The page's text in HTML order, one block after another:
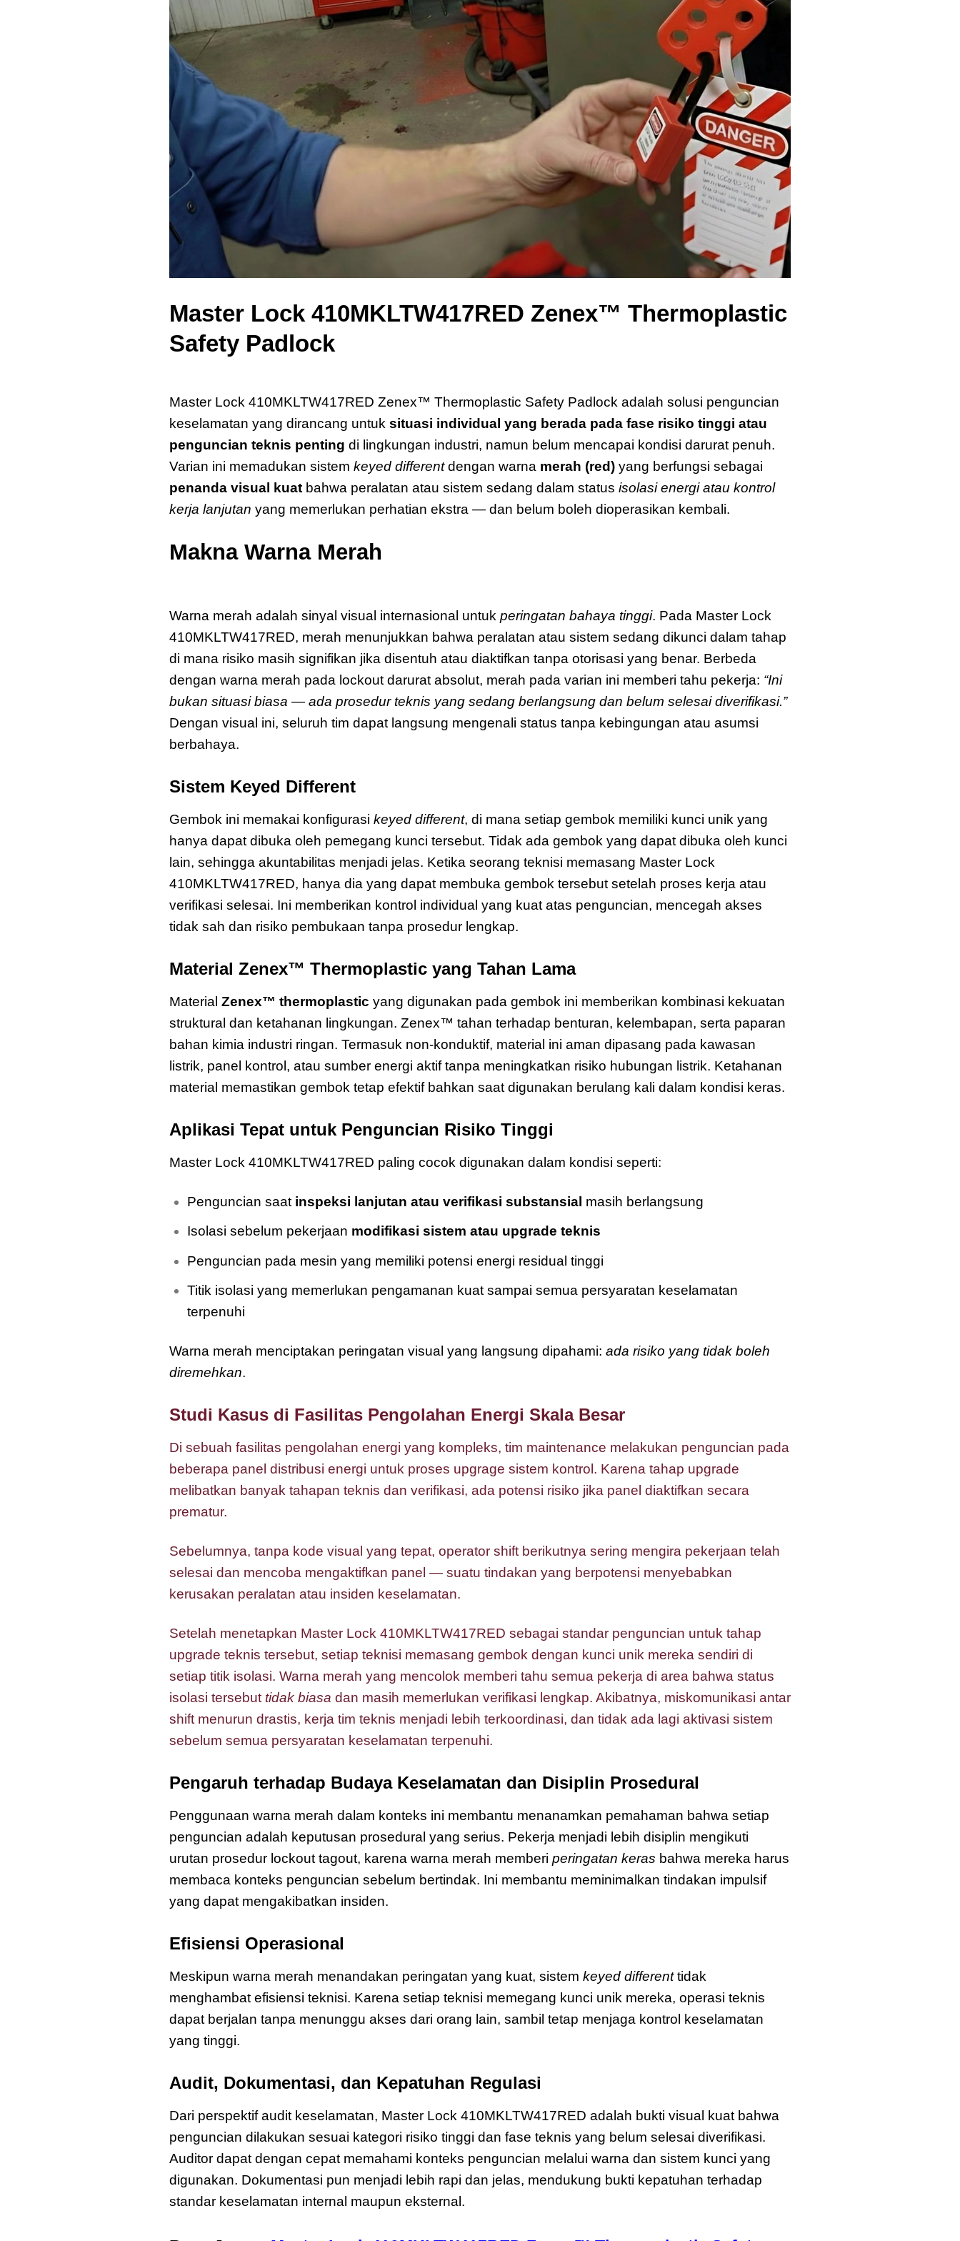
Master Lock 410MKLTW417RED Zenex™ Thermoplastic
Safety Padlock
Master Lock 410MKLTW417RED Zenex™ Thermoplastic Safety Padlock adalah solusi penguncian
keselamatan yang dirancang untuk situasi individual yang berada pada fase risiko tinggi atau
penguncian teknis penting di lingkungan industri, namun belum mencapai kondisi darurat penuh.
Varian ini memadukan sistem keyed differentdengan warna merah (red) yang berfungsi sebagai
penanda visual kuat bahwa peralatan atau sistem sedang dalam status isolasi energi atau kontrol
kerja lanjutan yang memerlukan perhatian ekstra — dan belum boleh dioperasikan kembali.
Makna Warna Merah
Warna merah adalah sinyal visual internasional untuk peringatan bahaya tinggi. Pada Master Lock
410MKLTW417RED, merah menunjukkan bahwa peralatan atau sistem sedang dikunci dalam tahap
di mana risiko masih signifikan jika disentuh atau diaktifkan tanpa otorisasi yang benar. Berbeda
dengan warna merah pada lockout darurat absolut, merah pada varian ini memberi tahu pekerja: “Ini
bukan situasi biasa — ada prosedur teknis yang sedang berlangsung dan belum selesai diverifikasi.”
Dengan visual ini, seluruh tim dapat langsung mengenali status tanpa kebingungan atau asumsi
berbahaya.
Sistem Keyed Different
Gembok ini memakai konfigurasi keyed different, di mana setiap gembok memiliki kunci unik yang
hanya dapat dibuka oleh pemegang kunci tersebut. Tidak ada gembok yang dapat dibuka oleh kunci
lain, sehingga akuntabilitas menjadi jelas. Ketika seorang teknisi memasang Master Lock
410MKLTW417RED, hanya dia yang dapat membuka gembok tersebut setelah proses kerja atau
verifikasi selesai. Ini memberikan kontrol individual yang kuat atas penguncian, mencegah akses
tidak sah dan risiko pembukaan tanpa prosedur lengkap.
Material Zenex™ Thermoplastic yang Tahan Lama
Material Zenex™ thermoplastic yang digunakan pada gembok ini memberikan kombinasi kekuatan
struktural dan ketahanan lingkungan. Zenex™ tahan terhadap benturan, kelembapan, serta paparan
bahan kimia industri ringan. Termasuk non-konduktif, material ini aman dipasang pada kawasan
listrik, panel kontrol, atau sumber energi aktif tanpa meningkatkan risiko hubungan listrik. Ketahanan
material memastikan gembok tetap efektif bahkan saat digunakan berulang kali dalam kondisi keras.
Aplikasi Tepat untuk Penguncian Risiko Tinggi
Master Lock 410MKLTW417RED paling cocok digunakan dalam kondisi seperti:
Penguncian saat inspeksi lanjutan atau verifikasi substansial masih berlangsung
Isolasi sebelum pekerjaan modifikasi sistem atau upgrade teknis
Penguncian pada mesin yang memiliki potensi energi residual tinggi
Titik isolasi yang memerlukan pengamanan kuat sampai semua persyaratan keselamatan
terpenuhi
Warna merah menciptakan peringatan visual yang langsung dipahami: ada risiko yang tidak boleh
diremehkan.
Studi Kasus di Fasilitas Pengolahan Energi Skala Besar
Di sebuah fasilitas pengolahan energi yang kompleks, tim maintenance melakukan penguncian pada
beberapa panel distribusi energi untuk proses upgrage sistem kontrol. Karena tahap upgrade
melibatkan banyak tahapan teknis dan verifikasi, ada potensi risiko jika panel diaktifkan secara
prematur.
Sebelumnya, tanpa kode visual yang tepat, operator shift berikutnya sering mengira pekerjaan telah
selesai dan mencoba mengaktifkan panel — suatu tindakan yang berpotensi menyebabkan
kerusakan peralatan atau insiden keselamatan.
Setelah menetapkan Master Lock 410MKLTW417RED sebagai standar penguncian untuk tahap
upgrade teknis tersebut, setiap teknisi memasang gembok dengan kunci unik mereka sendiri di
setiap titik isolasi. Warna merah yang mencolok memberi tahu semua pekerja di area bahwa status
isolasi tersebut tidak biasa dan masih memerlukan verifikasi lengkap. Akibatnya, miskomunikasi antar
shift menurun drastis, kerja tim teknis menjadi lebih terkoordinasi, dan tidak ada lagi aktivasi sistem
sebelum semua persyaratan keselamatan terpenuhi.
Pengaruh terhadap Budaya Keselamatan dan Disiplin Prosedural
Penggunaan warna merah dalam konteks ini membantu menanamkan pemahaman bahwa setiap
penguncian adalah keputusan prosedural yang serius. Pekerja menjadi lebih disiplin mengikuti
urutan prosedur lockout tagout, karena warna merah memberi peringatan keras bahwa mereka harus
membaca konteks penguncian sebelum bertindak. Ini membantu meminimalkan tindakan impulsif
yang dapat mengakibatkan insiden.
Efisiensi Operasional
Meskipun warna merah menandakan peringatan yang kuat, sistem keyed differenttidak
menghambat efisiensi teknisi. Karena setiap teknisi memegang kunci unik mereka, operasi teknis
dapat berjalan tanpa menunggu akses dari orang lain, sambil tetap menjaga kontrol keselamatan
yang tinggi.
Audit, Dokumentasi, dan Kepatuhan Regulasi
Dari perspektif audit keselamatan, Master Lock 410MKLTW417RED adalah bukti visual kuat bahwa
penguncian dilakukan sesuai kategori risiko tinggi dan fase teknis yang belum selesai diverifikasi.
Auditor dapat dengan cepat memahami konteks penguncian melalui warna dan sistem kunci yang
digunakan. Dokumentasi pun menjadi lebih rapi dan jelas, mendukung bukti kepatuhan terhadap
standar keselamatan internal maupun eksternal.